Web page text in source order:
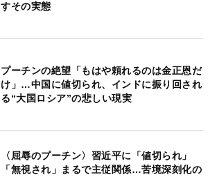
すその実態
プーチンの絶望「もはや頼れるのは金正恩だ
け」…中国に値切られ、インドに振り回され
る“大国ロシア”の悲しい現実
〈屈辱のプーチン〉習近平に「値切られ」
「無視され」まるで主従関係…苦境深刻化の